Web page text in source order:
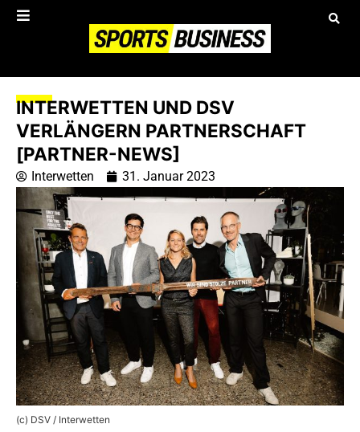
INTERWETTEN UND DSV
VERLÄNGERN PARTNERSCHAFT
[PARTNER-NEWS]
Interwetten 31. Januar 2023
(c) DSV / Interwetten